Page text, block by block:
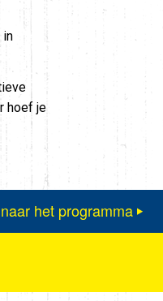
in
hoef je
het programma